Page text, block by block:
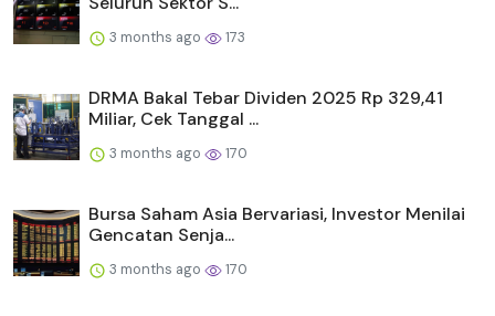
3 months ago 173
DRMA Bakal Tebar Dividen 2025 Rp 329,41
Miliar, Cek Tanggal ...
3 months ago 170
Bursa Saham Asia Bervariasi, Investor Menilai
Gencatan Senja...
3 months ago 170